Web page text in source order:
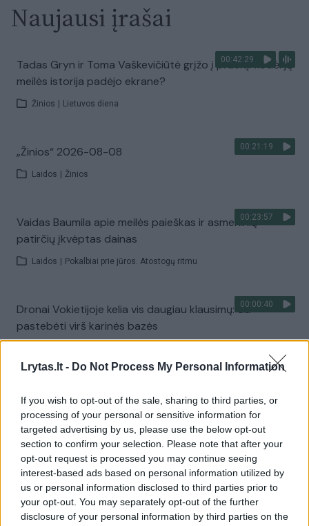
Lrytas.lt - Do Not Process My Personal Information
If you wish to opt-out of the sale, sharing to third parties, or
processing of your personal or sensitive information for
targeted advertising by us, please use the below opt-out
section to confirm your selection. Please note that after your
opt-out request is processed you may continue seeing
interest-based ads based on personal information utilized by
us or personal information disclosed to third parties prior to
your opt-out. You may separately opt-out of the further
disclosure of your personal information by third parties on the
Naujausi įrašai
00:42:29
Tadas Gryn ir Toma Vaškevičiūtė grįžo į praeitį: kodėl jų
meilės istorija padėjo ekrane?
Žinios Lietuvos diena
00:21:19
„Žinios“ 2026-08-08
Laidos Žinios
00:23:57
Vaidas Baumila apie meilės paieškas ir asmeninių
patirčių įkvėptas dainas
Laidos Pokalbiai prie jūros. Atostogų ritmu
00:00:40
Dronai Vokietijoje kelia vis daugiau klausimų: du
pastebėti virš karinės bazės
Visi įrašai
Žiūrimiausi įrašai
00:00:30
Vaizdai iš tragiškos avarijos Vilniaus r.: dviejų moterų ir